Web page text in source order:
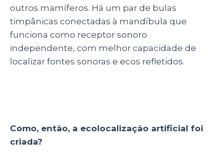
outros mamíferos. Há um par de bulas
timpânicas conectadas à mandíbula que
funciona como receptor sonoro
independente, com melhor capacidade de
localizar fontes sonoras e ecos refletidos.
Como, então, a ecolocalização artificial foi
criada?